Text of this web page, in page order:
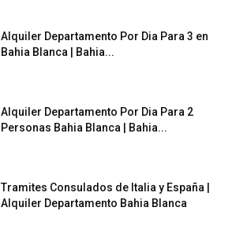
Alquiler Departamento Por Dia Para 3 en
Bahia Blanca | Bahia...
Alquiler Departamento Por Dia Para 2
Personas Bahia Blanca | Bahia...
Tramites Consulados de Italia y España |
Alquiler Departamento Bahia Blanca